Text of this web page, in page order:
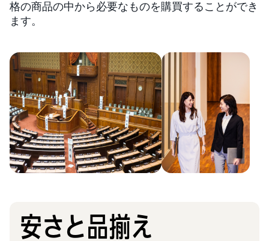
格の商品の中から必要なものを購買することができ
ます。
安さと品揃え